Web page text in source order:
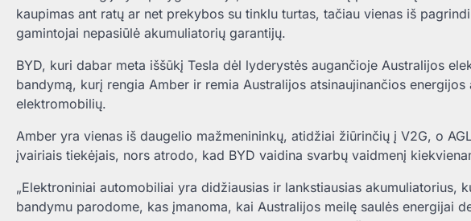
kaupimas ant ratų ar net prekybos su tinklu turtas, tačiau vienas iš
gamintojai nepasiūlė akumuliatorių garantijų.
BYD, kuri dabar meta iššūkį Tesla dėl lyderystės augančioje Australijos
bandymą, kurį rengia Amber ir remia Australijos atsinaujinančios
elektromobilių.
Amber yra vienas iš daugelio mažmenininkų, atidžiai žiūrinčių į V2G, o
įvairiais tiekėjais, nors atrodo, kad BYD vaidina svarbų vaidmenį
„Elektroniniai automobiliai yra didžiausias ir lankstiausias akumuliatorius,
bandymu parodome, kas įmanoma, kai Australijos meilę saulės energijai